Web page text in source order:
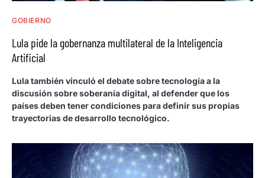
GOBIERNO
Lula pide la gobernanza multilateral de la Inteligencia
Artificial
Lula también vinculó el debate sobre tecnología a la
discusión sobre soberanía digital, al defender que los
países deben tener condiciones para definir sus propias
trayectorias de desarrollo tecnológico.